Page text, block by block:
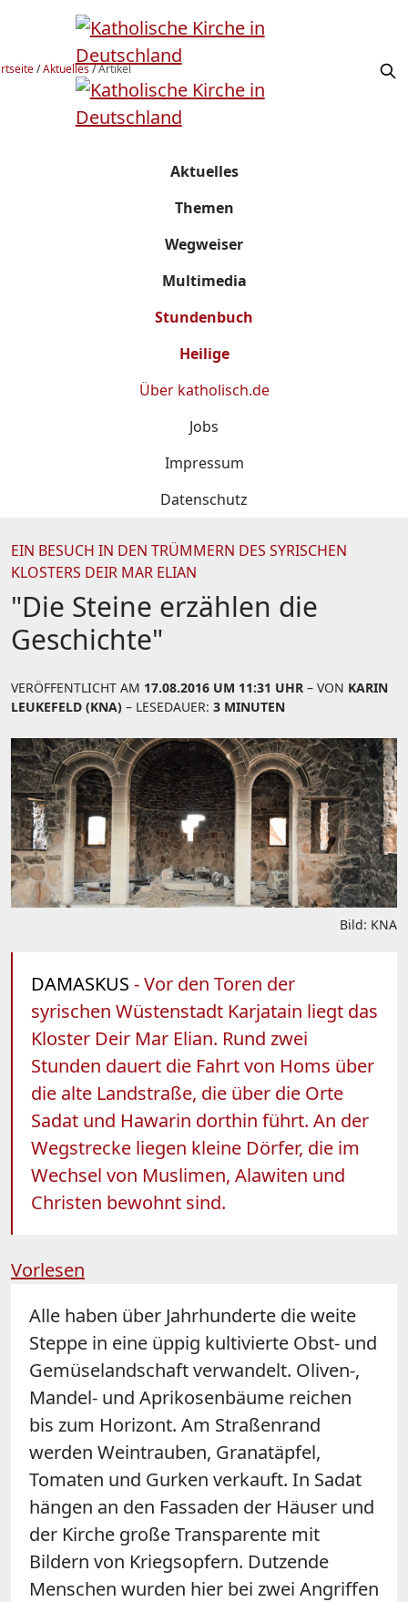
/Aktuelles/Artikel
Aktuelles
Themen
Wegweiser
Multimedia
Stundenbuch
Heilige
Über katholisch.de
Jobs
Impressum
Datenschutz
EIN BESUCH IN DEN TRÜMMERN DES SYRISCHEN
KLOSTERS DEIR MAR ELIAN
"Die Steine erzählen die
Geschichte"
VERÖFFENTLICHT AM 17.08.2016 UM 11:31 UHR – VON KARIN
LEUKEFELD (KNA) – LESEDAUER: 3 MINUTEN
Bild: KNA
DAMASKUS - Vor den Toren der
syrischen Wüstenstadt Karjatain liegt das
Kloster Deir Mar Elian. Rund zwei
Stunden dauert die Fahrt von Homs über
die alte Landstraße, die über die Orte
Sadat und Hawarin dorthin führt. An der
Wegstrecke liegen kleine Dörfer, die im
Wechsel von Muslimen, Alawiten und
Christen bewohnt sind.
Vorlesen
Alle haben über Jahrhunderte die weite
Steppe in eine üppig kultivierte Obst- und
Gemüselandschaft verwandelt. Oliven-,
Mandel- und Aprikosenbäume reichen
bis zum Horizont. Am Straßenrand
werden Weintrauben, Granatäpfel,
Tomaten und Gurken verkauft. In Sadat
hängen an den Fassaden der Häuser und
der Kirche große Transparente mit
Bildern von Kriegsopfern. Dutzende
Menschen wurden hier bei zwei Angriffen